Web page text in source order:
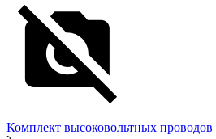
Комплект высоковольтных проводов